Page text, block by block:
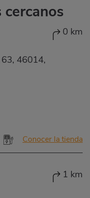
0 km
46014,
Conocer la tienda
1 km